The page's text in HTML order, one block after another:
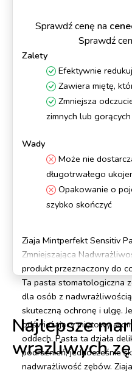
Zalety
Efektywnie
Zawiera miętę,
Zmniejsza
zimnych lub
Wady
Może nie
długotrwałego
Opakowanie o
szybko skończyć
Ziaja Mintperfekt Sensitiv
Zmniejszająca
produkt przeznaczony do
Ta pasta stomatologiczna
dla osób z
skuteczną ochronę i ulgę.
odświeżający miętowy
oddech. Pasta ta działa
podrażnień, jednocześnie
nadwrażliwość zębów.
Sprawdź cenę na
Sprawdź
Najlepsze
wrażliwych